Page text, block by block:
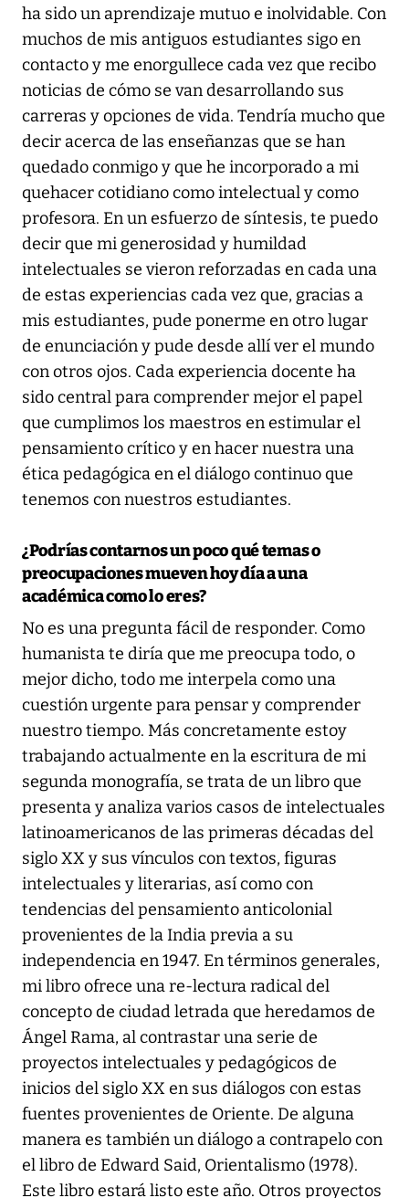
ha sido un aprendizaje mutuo e inolvidable. Con
muchos de mis antiguos estudiantes sigo en
contacto y me enorgullece cada vez que recibo
noticias de cómo se van desarrollando sus
carreras y opciones de vida. Tendría mucho que
decir acerca de las enseñanzas que se han
quedado conmigo y que he incorporado a mi
quehacer cotidiano como intelectual y como
profesora. En un esfuerzo de síntesis, te puedo
decir que mi generosidad y humildad
intelectuales se vieron reforzadas en cada una
de estas experiencias cada vez que, gracias a
mis estudiantes, pude ponerme en otro lugar
de enunciación y pude desde allí ver el mundo
con otros ojos. Cada experiencia docente ha
sido central para comprender mejor el papel
que cumplimos los maestros en estimular el
pensamiento crítico y en hacer nuestra una
ética pedagógica en el diálogo continuo que
tenemos con nuestros estudiantes.
¿Podrías contarnos un poco qué temas o
preocupaciones mueven hoy día a una
académica como lo eres?
No es una pregunta fácil de responder. Como
humanista te diría que me preocupa todo, o
mejor dicho, todo me interpela como una
cuestión urgente para pensar y comprender
nuestro tiempo. Más concretamente estoy
trabajando actualmente en la escritura de mi
segunda monografía, se trata de un libro que
presenta y analiza varios casos de intelectuales
latinoamericanos de las primeras décadas del
siglo XX y sus vínculos con textos, figuras
intelectuales y literarias, así como con
tendencias del pensamiento anticolonial
provenientes de la India previa a su
independencia en 1947. En términos generales,
mi libro ofrece una re-lectura radical del
concepto de ciudad letrada que heredamos de
Ángel Rama, al contrastar una serie de
proyectos intelectuales y pedagógicos de
inicios del siglo XX en sus diálogos con estas
fuentes provenientes de Oriente. De alguna
manera es también un diálogo a contrapelo con
el libro de Edward Said, Orientalismo (1978).
Este libro estará listo este año. Otros proyectos